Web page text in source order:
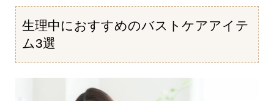
生理中におすすめのバストケアアイテ
ム3選